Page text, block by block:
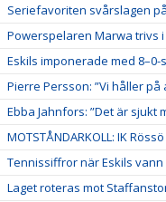
Seriefavoriten svårslagen
Powerspelaren Marwa trivs i
Eskils imponerade med 8–0-
Pierre Persson: ”Vi håller
Ebba Jahnfors: ”Det är sjukt
MOTSTÅNDARKOLL: IK
Tennissiffror när Eskils vann
Laget roteras mot